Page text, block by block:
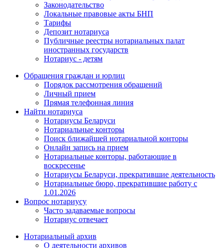
Законодательство
Локальные правовые акты БНП
Тарифы
Депозит нотариуса
Публичные реестры нотариальных палат
иностранных государств
Нотариус - детям
Обращения граждан и юрлиц
Порядок рассмотрения обращений
Личный прием
Прямая телефонная линия
Найти нотариуса
Нотариусы Беларуси
Нотариальные конторы
Поиск ближайшей нотариальной конторы
Онлайн запись на прием
Нотариальные конторы, работающие в
воскресенье
Нотариусы Беларуси, прекратившие деятельность
Нотариальные бюро, прекратившие работу с
1.01.2026
Вопрос нотариусу
Часто задаваемые вопросы
Нотариус отвечает
Нотариальный архив
О деятельности архивов